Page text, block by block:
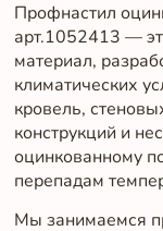
Профнастил
арт.1052413 —
материал,
климатических
кровель,
конструкций и
оцинкованному
перепадам
Мы занимаемся